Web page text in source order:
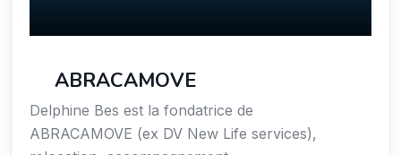
ABRACAMOVE
Delphine Bes est la fondatrice de
ABRACAMOVE (ex DV New Life services),